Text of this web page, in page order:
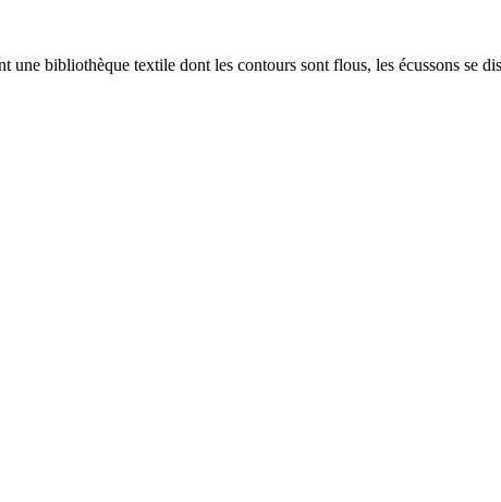
bibliothèque textile dont les contours sont flous, les écussons se